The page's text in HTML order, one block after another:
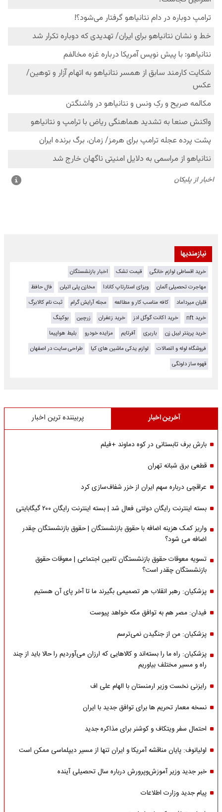
نیازمندیها
خرید اقساطی لوازم خانگی قیمت تشک
اخبار بازنشستگان
مهاجرت تحصیلی آلمان
ویزای استارتاپ کانادا مخازن پلی اتیلن
فال حافظ
قلیان میرداماد
کافه مناسب کار و مطالعه مجله آرایش گرام
ثبت نام کالابرگ
خرید nft
خرید اکانت گوگل ادز خرید زعفران زرچین
بوکینگ
خرید پرینتر لیبل زن
باربری آفرتایم مزایده خودرو
بلیط هواپیما
فروشگاه لوله و اتصالات
لوازم یدکی ماشین های کیا
طراحی سایت در اصفهان
قهوه ساز دلونگی
آخرین اخبار پربیننده ترین اخبار
بارش برف تابستانی در کوه دماوند +فیلم
قطعی برق شبانه تهران
عراقچی درباره سهم ایران از خزر شفاف‌سازی کرد
بسته اینترنت رایگان دولتی فعال شد | بسته اینترنت رایگان ۲۰۰ گیگابایتی
واریز کمک هزینه اضافه با حقوق بازنشستگان | حقوق بازنشستگان چقدر
اضافه می شود؟
تسویه معوقات حقوق بازنشستگان تامین اجتماعی | معوقات حقوق
بازنشستگان چقدر است؟
پزشکیان: رهبر انقلاب هر تصمیمی بگیرند ما تا آخر پای آن هستیم
فیدان: مصر هم به توافق مکه خواهد پیوست
پزشکیان: من از جنگیدن نمی‌ترسم
پزشکیان: راه ما را بسته‌اند و کالاهایی که ارزان می‌آوردیم را حالا باید از چند
راه و مسیر مختلف بیاوریم
رایزنی نخست وزیر ارمنستان با الهام علی اف
نسخه معمار تحریم ها برای توافق جدید با ایران
احتمال سفر ویتکاف و کوشنر برای مذاکره جدید
اولیانوف: پایان مناقشه آمریکا و ایران تنها از مسیر دیپلماسی ممکن است
خبر جدید وزیر آموزش‌وپرورش درباره سال تحصیلی آینده
پیام جدید وزارت اطلاعات